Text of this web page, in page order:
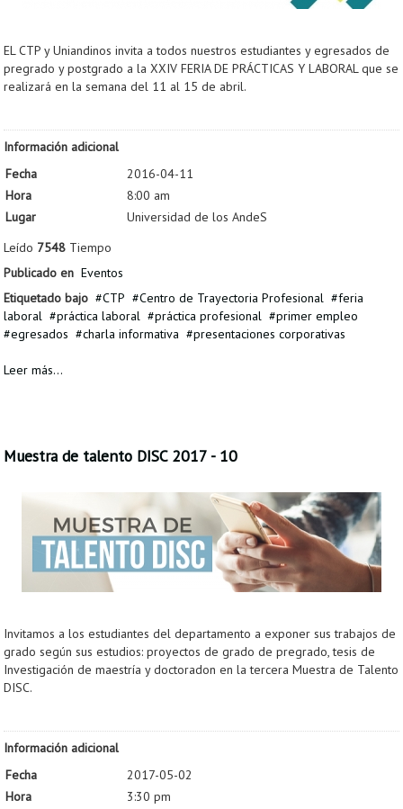
EL CTP y Uniandinos invita a todos nuestros estudiantes y egresados de
pregrado y postgrado a la XXIV FERIA DE PRÁCTICAS Y LABORAL que se
realizará en la semana del 11 al 15 de abril.
Información adicional
Fecha
2016-04-11
Hora
8:00 am
Lugar
Universidad de los AndeS
Leído 7548 Tiempo
Publicado en Eventos
Etiquetado bajo
CTP Centro de Trayectoria Profesional
feria
laboral
práctica laboral práctica profesional
primer empleo
egresados
charla informativa presentaciones corporativas
Leer más...
Muestra de talento DISC 2017 - 10
Invitamos a los estudiantes del departamento a exponer sus trabajos de
grado según sus estudios: proyectos de grado de pregrado, tesis de
Investigación de maestría y doctoradon en la tercera Muestra de Talento
DISC.
Información adicional
Fecha
2017-05-02
Hora
3:30 pm